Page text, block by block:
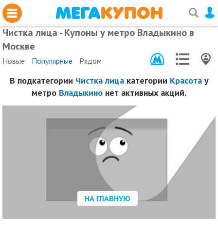
Чистка лица - Купоны у метро Владыкино в
Москве
Новые Популярные Рядом
В подкатегории Чистка лицакатегории Красотау
метро Владыкино нет активных акций.
НА ГЛАВНУЮ